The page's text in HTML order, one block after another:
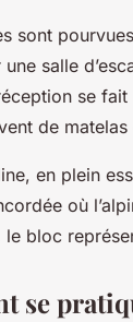
sont
salle
se fait
de matelas
en plein
où
bloc
se